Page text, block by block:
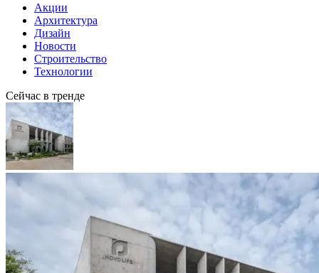
Акции
Архитектура
Дизайн
Новости
Строительство
Технологии
Сейчас в тренде